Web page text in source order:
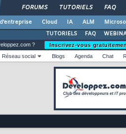
FORUMS TUTORIELS FAQ
Cloud IA ALM
TUTORIELS
FAQ
?
Inscrivez-vous
Réseau social Blogs Agenda Chat